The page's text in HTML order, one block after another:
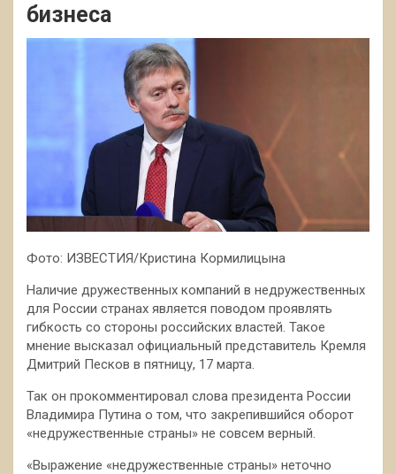
бизнеса
Фото: ИЗВЕСТИЯ/Кристина Кормилицына
Наличие дружественных компаний в недружественных
для России странах является поводом проявлять
гибкость со стороны российских властей. Такое
мнение высказал официальный представитель Кремля
Дмитрий Песков в пятницу, 17 марта.
Так он прокомментировал слова президента России
Владимира Путина о том, что закрепившийся оборот
«недружественные страны» не совсем верный.
«Выражение «недружественные страны» неточно